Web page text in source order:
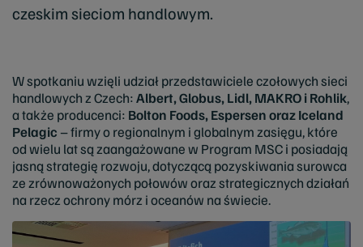
czeskim sieciom handlowym.
W spotkaniu wzięli udział przedstawiciele czołowych sieci
handlowych z Czech:Albert, Globus, Lidl, MAKRO i Rohlik,
a także producenci: Bolton Foods, Espersen oraz Iceland
Pelagic – firmy o regionalnym i globalnym zasięgu, które
od wielu lat są zaangażowane w Program MSC i posiadają
jasną strategię rozwoju, dotyczącą pozyskiwania surowca
ze zrównoważonych połowów oraz strategicznych działań
na rzecz ochrony mórz i oceanów na świecie.